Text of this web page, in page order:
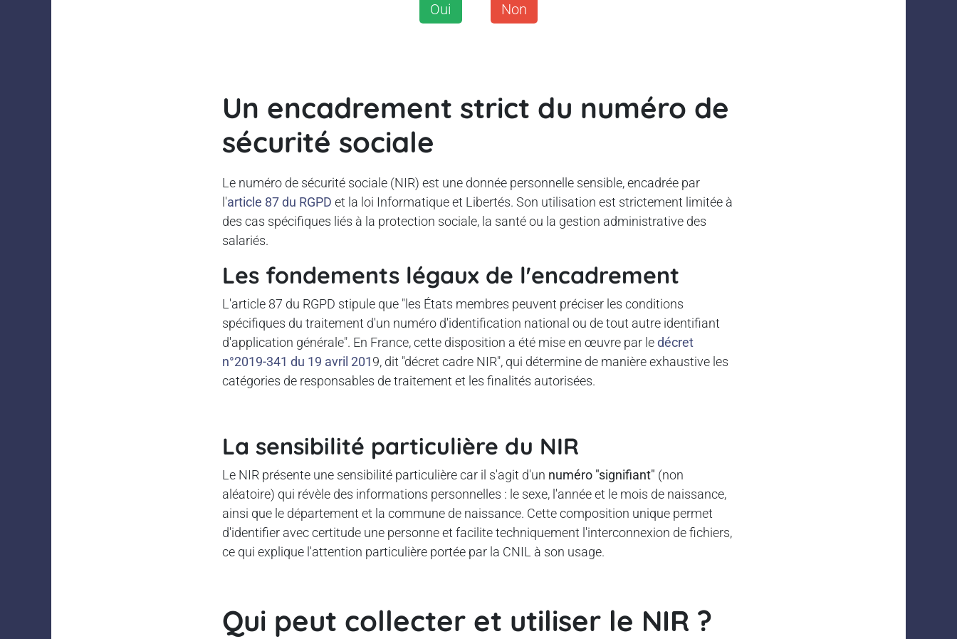
Oui Non
Un encadrement strict du numéro de
sécurité sociale
Le numéro de sécurité sociale (NIR) est une donnée personnelle sensible, encadrée par
l'article 87 du RGPD et la loi Informatique et Libertés. Son utilisation est strictement limitée à
des cas spécifiques liés à la protection sociale, la santé ou la gestion administrative des
salariés.
Les fondements légaux de l'encadrement
L'article 87 du RGPD stipule que "les États membres peuvent préciser les conditions
spécifiques du traitement d'un numéro d'identification national ou de tout autre identifiant
d'application générale". En France, cette disposition a été mise en œuvre par ledécret
n°2019-341 du 19 avril 2019, dit "décret cadre NIR", qui détermine de manière exhaustive les
catégories de responsables de traitement et les finalités autorisées.
La sensibilité particulière du NIR
Le NIR présente une sensibilité particulière car il s'agit d'un numéro "signifiant" (non
aléatoire) qui révèle des informations personnelles : le sexe, l'année et le mois de naissance,
ainsi que le département et la commune de naissance. Cette composition unique permet
d'identifier avec certitude une personne et facilite techniquement l'interconnexion de fichiers,
ce qui explique l'attention particulière portée par la CNIL à son usage.
Qui peut collecter et utiliser le NIR ?